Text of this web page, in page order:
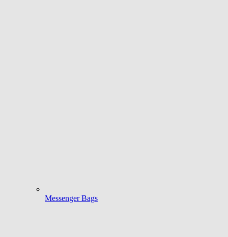
Messenger Bags